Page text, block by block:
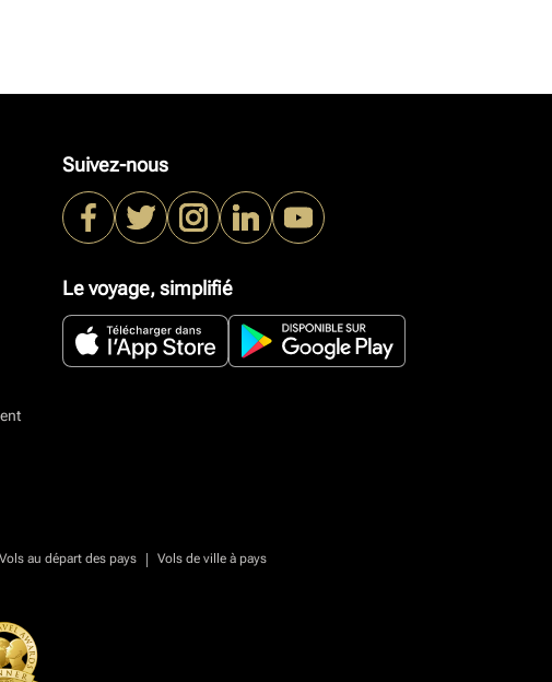
Suivez-nous
Le voyage, simplifié
Vols au départ des pays | Vols de ville à pays